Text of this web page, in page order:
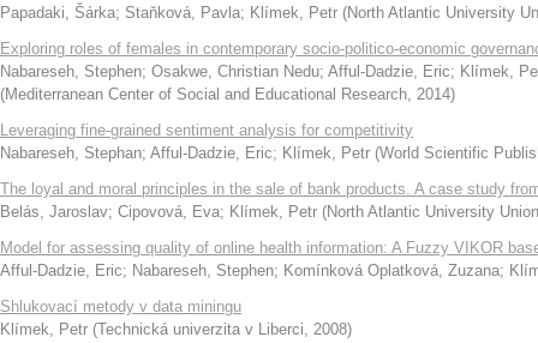
Papadaki, Šárka; Staňková, Pavla; Klímek, Petr (North Atlantic University
Exploring roles of females in contemporary socio-politico-economic
Nabareseh, Stephen; Osakwe, Christian Nedu; Afful-Dadzie, Eric; Klímek,
(Mediterranean Center of Social and Educational Research, 2014)
Leveraging fine-grained sentiment analysis for competitivity
Nabareseh, Stephan; Afful-Dadzie, Eric; Klímek, Petr (World Scientific
The loyal and moral principles in the sale of bank products. A case study
Belás, Jaroslav; Cipovová, Eva; Klímek, Petr (North Atlantic University
Model for assessing quality of online health information: A Fuzzy VIKOR
Afful-Dadzie, Eric; Nabareseh, Stephen; Komínková Oplatková, Zuzana;
Shlukovací metody v data miningu
Klímek, Petr (Technická univerzita v Liberci, 2008)